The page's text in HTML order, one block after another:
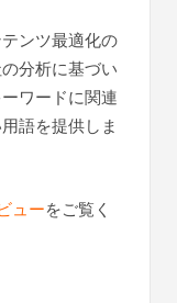
ンツ最適化の
分析に基づい
ワードに関連
語を提供しま
ューをご覧く